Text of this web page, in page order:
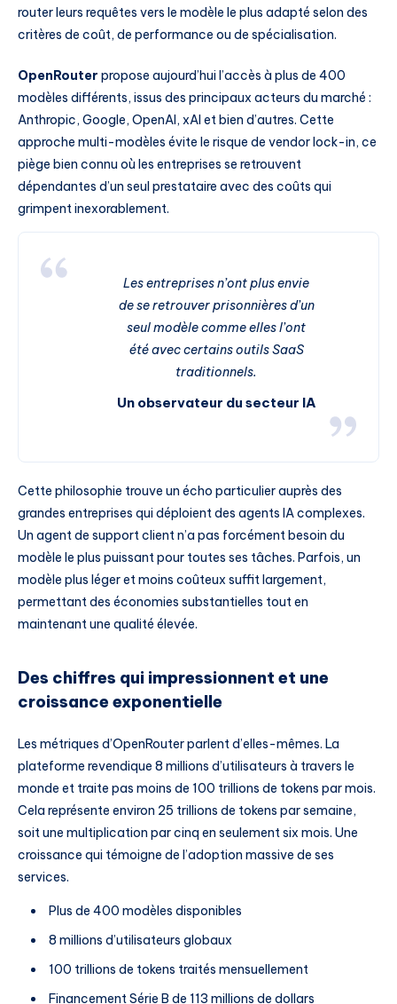
router leurs requêtes vers le modèle le plus adapté selon des
critères de coût, de performance ou de spécialisation.
OpenRouter propose aujourd’hui l’accès à plus de 400
modèles différents, issus des principaux acteurs du marché :
Anthropic, Google, OpenAI, xAI et bien d’autres. Cette
approche multi-modèles évite le risque de vendor lock-in, ce
piège bien connu où les entreprises se retrouvent
dépendantes d’un seul prestataire avec des coûts qui
grimpent inexorablement.
Les entreprises n’ont plus envie
de se retrouver prisonnières d’un
seul modèle comme elles l’ont
été avec certains outils SaaS
traditionnels.
Un observateur du secteur IA
Cette philosophie trouve un écho particulier auprès des
grandes entreprises qui déploient des agents IA complexes.
Un agent de support client n’a pas forcément besoin du
modèle le plus puissant pour toutes ses tâches. Parfois, un
modèle plus léger et moins coûteux suffit largement,
permettant des économies substantielles tout en
maintenant une qualité élevée.
Des chiffres qui impressionnent et une
croissance exponentielle
Les métriques d’OpenRouter parlent d’elles-mêmes. La
plateforme revendique 8 millions d’utilisateurs à travers le
monde et traite pas moins de 100 trillions de tokens par mois.
Cela représente environ 25 trillions de tokens par semaine,
soit une multiplication par cinq en seulement six mois. Une
croissance qui témoigne de l’adoption massive de ses
services.
Plus de 400 modèles disponibles
8 millions d’utilisateurs globaux
100 trillions de tokens traités mensuellement
Financement Série B de 113 millions de dollars